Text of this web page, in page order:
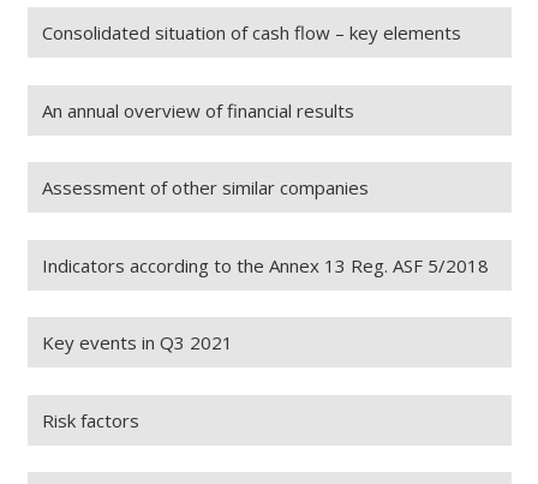
Consolidated situation of cash flow – key elements
An annual overview of financial results
Assessment of other similar companies
Indicators according to the Annex 13 Reg. ASF 5/2018
Key events in Q3 2021
Risk factors